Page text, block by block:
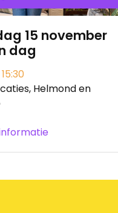
15 november
dag
Helmond en